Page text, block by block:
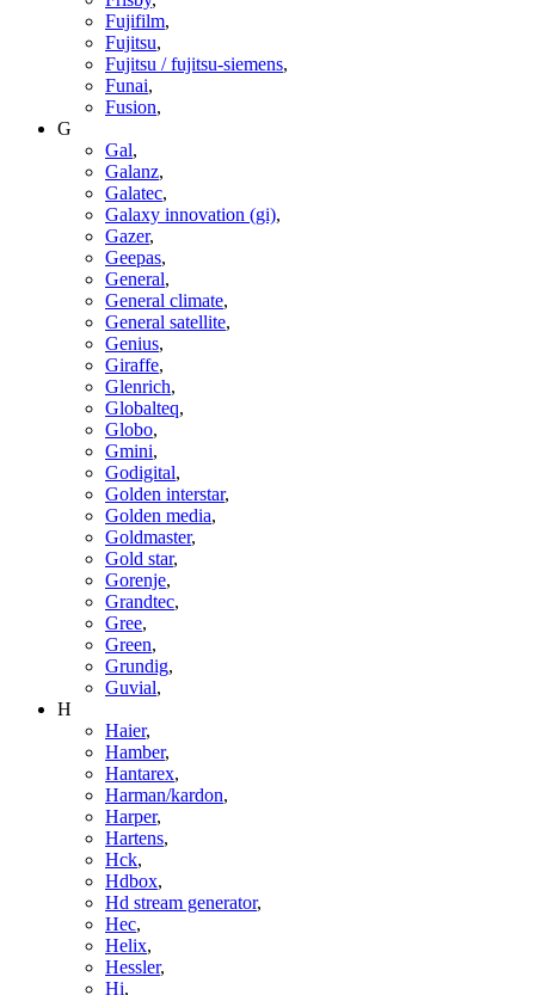
Fujifilm,
Fujitsu,
Fujitsu / fujitsu-siemens,
Funai,
Fusion,
G
Gal,
Galanz,
Galatec,
Galaxy innovation (gi),
Gazer,
Geepas,
General,
General climate,
General satellite,
Genius,
Giraffe,
Glenrich,
Globalteq,
Globo,
Gmini,
Godigital,
Golden interstar,
Golden media,
Goldmaster,
Gold star,
Gorenje,
Grandtec,
Gree,
Green,
Grundig,
Guvial,
H
Haier,
Hamber,
Hantarex,
Harman/kardon,
Harper,
Hartens,
Hck,
Hdbox,
Hd stream generator,
Hec,
Helix,
Hessler,
Hi,